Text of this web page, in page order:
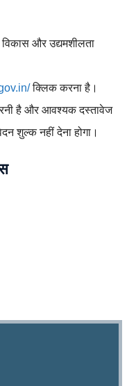
और उद्यमशीलता
क्लिक करना है।
है और आवश्यक दस्तावेज
नहीं देना होगा।